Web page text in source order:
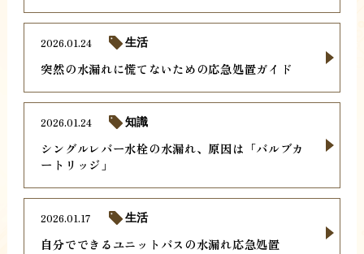
突然の水漏れに慌てないための応急処置ガイド
2026.01.24 生活
シングルレバー水栓の水漏れ、原因は「バルブカ
ートリッジ」
2026.01.24 知識
自分でできるユニットバスの水漏れ応急処置
2026.01.17 生活